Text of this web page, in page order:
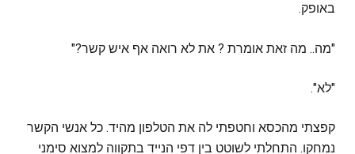
באופק.
"מה.. מה זאת אומרת ? את לא רואה אף איש קשר?"
"לא".
קפצתי מהכסא וחטפתי לה את הטלפון מהיד. כל אנשי הקשר
נמחקו. התחלתי לשוטט בין דפי הנייד בתקווה למצוא סימני